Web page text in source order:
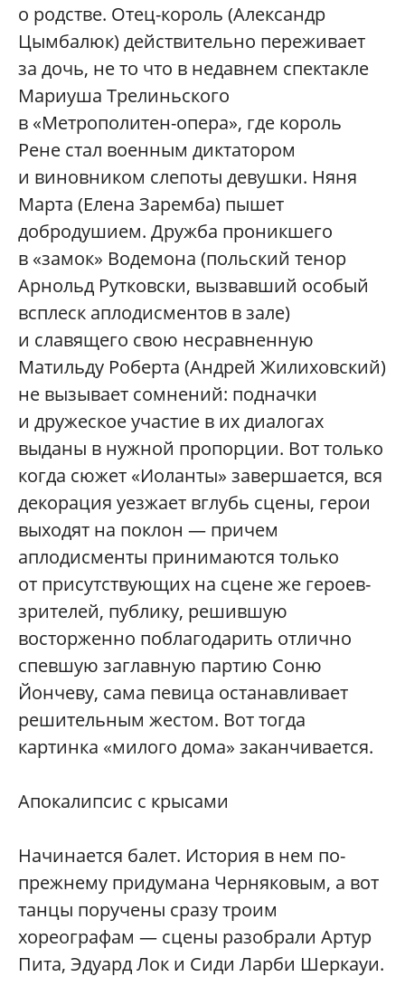
о родстве. Отец-король (Александр
Цымбалюк) действительно переживает
за дочь, не то что в недавнем спектакле
Мариуша Трелиньского
в «Метрополитен-опера», где король
Рене стал военным диктатором
и виновником слепоты девушки. Няня
Марта (Елена Заремба) пышет
добродушием. Дружба проникшего
в «замок» Водемона (польский тенор
Арнольд Рутковски, вызвавший особый
всплеск аплодисментов в зале)
и славящего свою несравненную
Матильду Роберта (Андрей Жилиховский)
не вызывает сомнений: подначки
и дружеское участие в их диалогах
выданы в нужной пропорции. Вот только
когда сюжет «Иоланты» завершается, вся
декорация уезжает вглубь сцены, герои
выходят на поклон — причем
аплодисменты принимаются только
от присутствующих на сцене же героев-
зрителей, публику, решившую
восторженно поблагодарить отлично
спевшую заглавную партию Соню
Йончеву, сама певица останавливает
решительным жестом. Вот тогда
картинка «милого дома» заканчивается.
Апокалипсис с крысами
Начинается балет. История в нем по-
прежнему придумана Черняковым, а вот
танцы поручены сразу троим
хореографам — сцены разобрали Артур
Пита, Эдуард Лок и Сиди Ларби Шеркауи.